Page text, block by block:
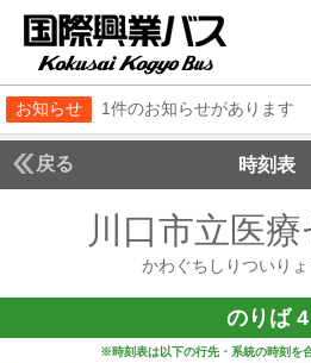
お知らせ 1件のお知らせがあります
戻る 時刻表
川口市立医
かわぐちしりついり
のりば 4
※時刻表は以下の行先・系統の時刻を